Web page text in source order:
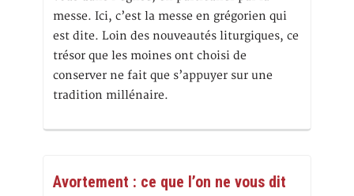
messe. Ici, c’est la messe en grégorien qui
est dite. Loin des nouveautés liturgiques, ce
trésor que les moines ont choisi de
conserver ne fait que s’appuyer sur une
tradition millénaire.
Avortement : ce que l’on ne vous dit